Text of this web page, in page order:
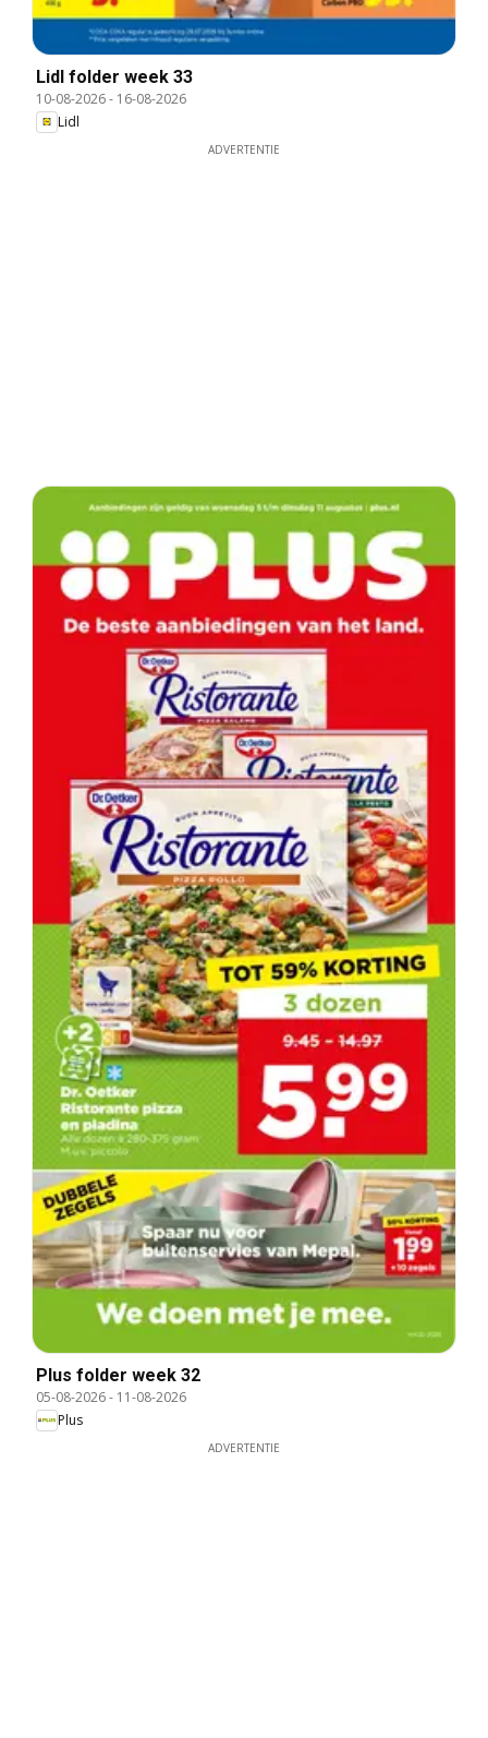
Lidl folder week 33
10-08-2026- 16-08-2026
Lidl
ADVERTENTIE
Plus folder week 32
05-08-2026- 11-08-2026
Plus
ADVERTENTIE